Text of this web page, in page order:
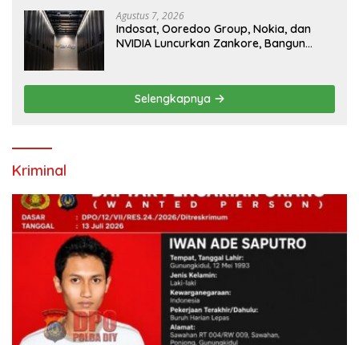
Agustus 7, 2026
Indosat, Ooredoo Group, Nokia, dan
NVIDIA Luncurkan Zankore, Bangun
Selengkapnya
Kriminal